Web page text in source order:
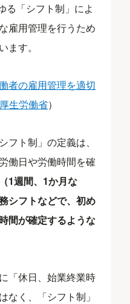
る「シフト制」によ
雇用管理を行うため
ます。
者の雇用管理を適切
生労働省）
フト制」の定義は、
働日や労働時間を確
1週間、1か月な
シフトなどで、初め
間が確定するような
「休日、始業終業時
なく、「シフト制」